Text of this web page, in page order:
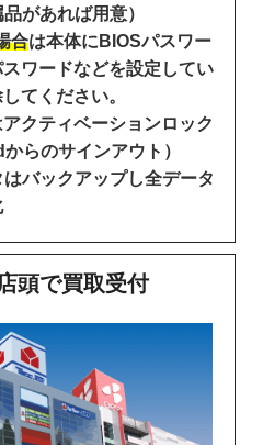
があれば用意）
合は本体にBIOSパスワー
スワードなどを設定してい
てください。
アクティベーションロック
らのサインアウト）
バックアップし全データ
頭で買取受付